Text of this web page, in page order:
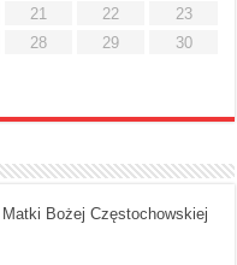
21 22
23
28 29
30
Bożej Częstochowskiej